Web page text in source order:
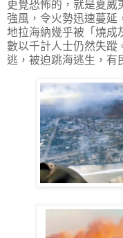
更覺恐怖的，就是夏威
強風，令火勢迅速蔓延
地拉海納幾乎被「燒成
數以千計人士仍然失蹤
逃，被迫跳海逃生，有